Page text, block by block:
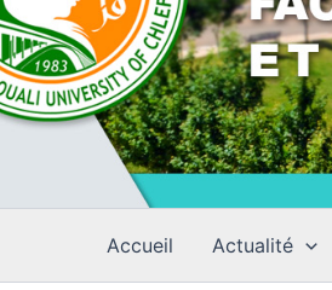
Accueil Actualité